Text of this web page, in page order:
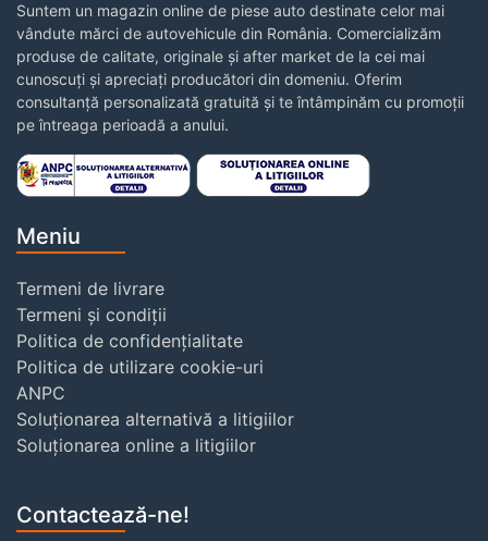
Suntem un magazin online de piese auto destinate celor mai
vândute mărci de autovehicule din România. Comercializăm
produse de calitate, originale și after market de la cei mai
cunoscuți și apreciați producători din domeniu. Oferim
consultanță personalizată gratuită și te întâmpinăm cu promoții
pe întreaga perioadă a anului.
Meniu
Termeni de livrare
Termeni și condiții
Politica de confidențialitate
Politica de utilizare cookie-uri
ANPC
Soluționarea alternativă a litigiilor
Soluționarea online a litigiilor
Contactează-ne!